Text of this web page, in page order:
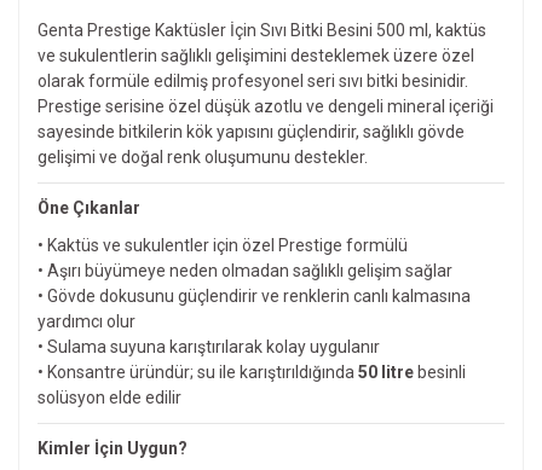
Genta Prestige Kaktüsler İçin Sıvı Bitki Besini 500 ml, kaktüs
ve sukulentlerin sağlıklı gelişimini desteklemek üzere özel
olarak formüle edilmiş profesyonel seri sıvı bitki besinidir.
Prestige serisine özel düşük azotlu ve dengeli mineral içeriği
sayesinde bitkilerin kök yapısını güçlendirir, sağlıklı gövde
gelişimi ve doğal renk oluşumunu destekler.
Öne Çıkanlar
• Kaktüs ve sukulentler için özel Prestige formülü
• Aşırı büyümeye neden olmadan sağlıklı gelişim sağlar
• Gövde dokusunu güçlendirir ve renklerin canlı kalmasına
yardımcı olur
• Sulama suyuna karıştırılarak kolay uygulanır
• Konsantre üründür; su ile karıştırıldığında 50 litre besinli
solüsyon elde edilir
Kimler İçin Uygun?